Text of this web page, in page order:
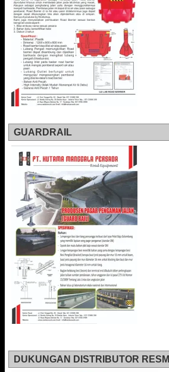
GUARDRAIL
DUKUNGAN DISTRIBUTOR RESMI